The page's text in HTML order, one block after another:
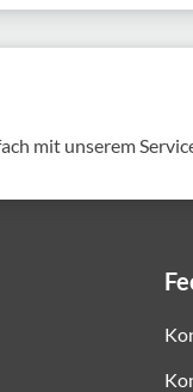
mit unserem